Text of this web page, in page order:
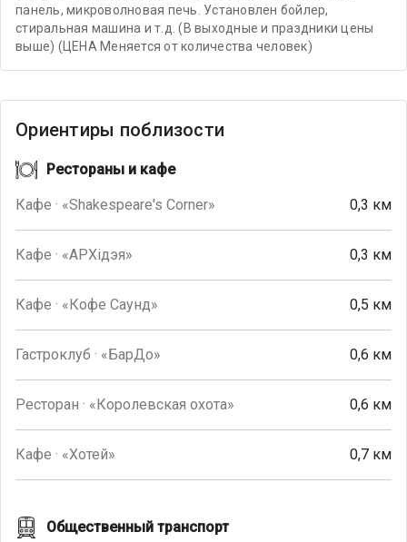
панель, микроволновая печь. Установлен бойлер,
стиральная машина и т.д. (В выходные и праздники цены
выше) (ЦЕНА Меняется от количества человек)
Ориентиры поблизости
Рестораны и кафе
Кафе · «Shakespeare's Corner» 0,3 км
Кафе · «АРХiдэя» 0,3 км
Кафе · «Кофе Саунд» 0,5 км
Гастроклуб · «БарДо» 0,6 км
Ресторан · «Королевская охота» 0,6 км
Кафе · «Хотей» 0,7 км
Общественный транспорт